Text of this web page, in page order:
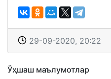
29-09-2020, 20:22
Ўҳшаш маълумотлар